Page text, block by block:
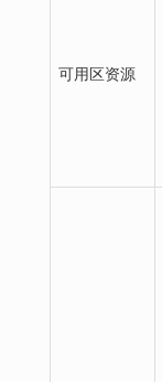
可用区资源